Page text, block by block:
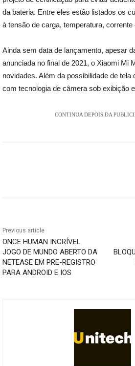
da bateria. Entre eles estão listados os
à tensão de carga, temperatura, corrente
Ainda sem data de lançamento, apesar
anunciada no final de 2021, o Xiaomi Mi
novidades. Além da possibilidade de tela
com tecnologia de câmera sob exibição
CONTINUA DEPOIS DA
Previous article
ONCE HUMAN INCRÍVEL
JOGO DE MUNDO ABERTO DA
NETEASE EM PRE-REGISTRO
PARA ANDROID E IOS